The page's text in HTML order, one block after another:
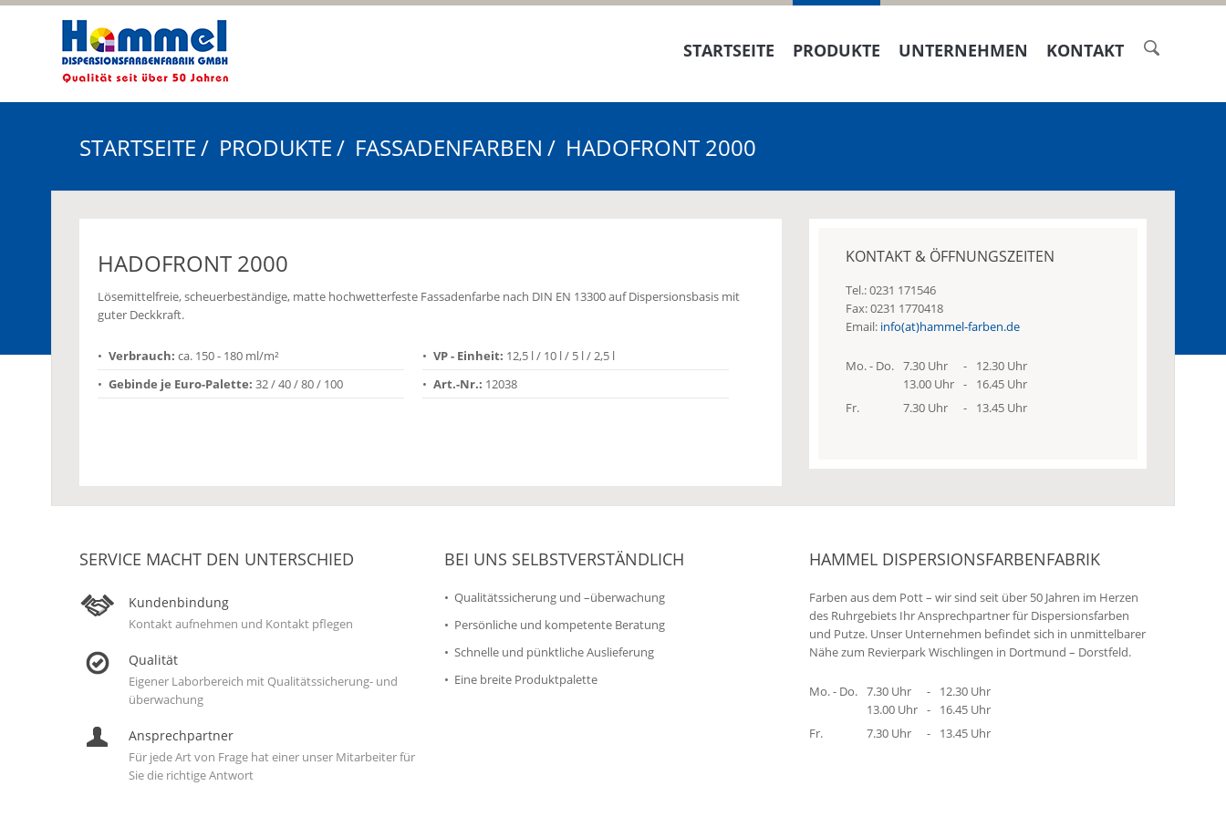
STARTSEITE PRODUKTE UNTERNEHMEN KONTAKT
STARTSEITE PRODUKTE FASSADENFARBEN HADOFRONT 2000
HADOFRONT 2000
Lösemittelfreie, scheuerbeständige, matte hochwetterfeste Fassadenfarbe nach DIN EN 13300 auf Dispersionsbasis mit
guter Deckkraft.
Verbrauch: ca. 150 - 180 ml/m² VP - Einheit: 12,5 l / 10 l / 5 l / 2,5 l
Gebinde je Euro-Palette: 32 / 40 / 80 / 100 Art.-Nr.: 12038
KONTAKT & ÖFFNUNGSZEITEN
Tel.: 0231 171546
Fax: 0231 1770418
Email: info(at)hammel-farben.de
Mo. - Do. 7.30 Uhr
13.00 Uhr
-
-
12.30 Uhr
16.45 Uhr
Fr.
7.30 Uhr - 13.45 Uhr
SERVICE MACHT DEN UNTERSCHIED
Kundenbindung
Kontakt aufnehmen und Kontakt pflegen
Qualität
Eigener Laborbereich mit Qualitätssicherung- und
überwachung
Ansprechpartner
Für jede Art von Frage hat einer unser Mitarbeiter für
Sie die richtige Antwort
BEI UNS SELBSTVERSTÄNDLICH
Qualitätssicherung und –überwachung
Persönliche und kompetente Beratung
Schnelle und pünktliche Auslieferung
Eine breite Produktpalette
HAMMEL DISPERSIONSFARBENFABRIK
Farben aus dem Pott – wir sind seit über 50 Jahren im Herzen
des Ruhrgebiets Ihr Ansprechpartner für Dispersionsfarben
und Putze. Unser Unternehmen befindet sich in unmittelbarer
Nähe zum Revierpark Wischlingen in Dortmund – Dorstfeld.
Mo. - Do. 7.30 Uhr
13.00 Uhr
-
-
12.30 Uhr
16.45 Uhr
Fr.
7.30 Uhr - 13.45 Uhr